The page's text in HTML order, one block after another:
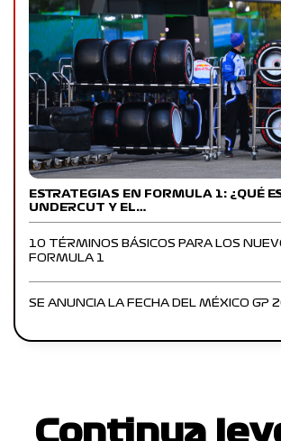
ESTRATEGIAS EN FORMULA 1: ¿QUÉ
UNDERCUT Y EL…
10 TÉRMINOS BÁSICOS PARA LOS
FORMULA 1
SE ANUNCIA LA FECHA DEL MÉXICO GP
Continua